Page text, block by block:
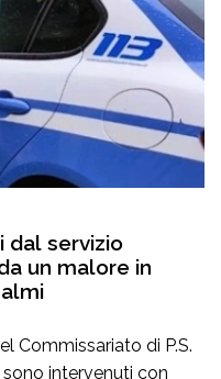
dal servizio
un malore in
Commissariato di P.S.
sono intervenuti con